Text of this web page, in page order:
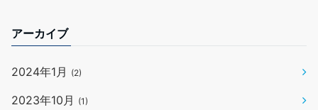
アーカイブ
2024年1月 (2)
2023年10月 (1)